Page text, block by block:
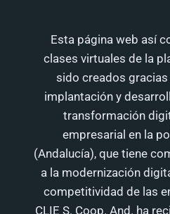
Esta página web así
clases virtuales de la
sido creados
implantación y
transformación
empresarial en la
(Andalucía), que tiene
a la modernización
competitividad de las
CLIE S. Coop. And. ha